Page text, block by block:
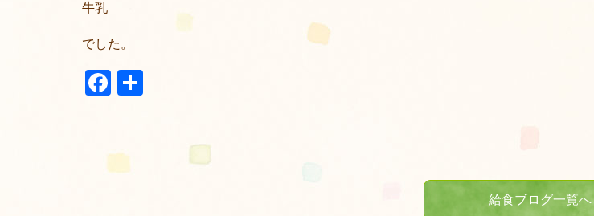
牛乳
でした。
Facebook
給食ブログ一覧へ